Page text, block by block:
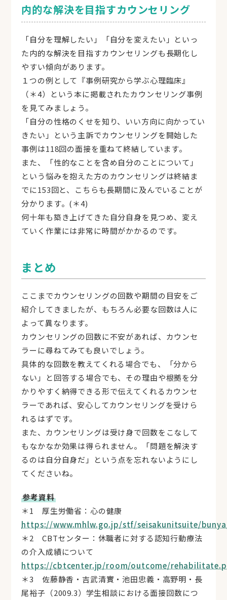
内的な解決を目指すカウンセリング
「自分を理解したい」「自分を変えたい」といっ
た内的な解決を目指すカウンセリングも長期化し
やすい傾向があります。
１つの例として『事例研究から学ぶ心理臨床』
（＊4）という本に掲載されたカウンセリング事例
を見てみましょう。
「自分の性格のくせを知り、いい方向に向かってい
きたい」という主訴でカウンセリングを開始した
事例は118回の面接を重ねて終結しています。
また、「性的なことを含め自分のことについて」
という悩みを抱えた方のカウンセリングは終結ま
でに153回と、こちらも長期間に及んでいることが
分かります。(＊4)
何十年も築き上げてきた自分自身を見つめ、変え
ていく作業には非常に時間がかかるのです。
まとめ
ここまでカウンセリングの回数や期間の目安をご
紹介してきましたが、もちろん必要な回数は人に
よって異なります。
カウンセリングの回数に不安があれば、カウンセ
ラーに尋ねてみても良いでしょう。
具体的な回数を教えてくれる場合でも、「分から
ない」と回答する場合でも、その理由や根拠を分
かりやすく納得できる形で伝えてくれるカウンセ
ラーであれば、安心してカウンセリングを受けら
れるはずです。
また、カウンセリングは受け身で回数をこなして
もなかなか効果は得られません。「問題を解決す
るのは自分自身だ」という点を忘れないようにし
てくださいね。
参考資料
＊1 厚生労働省：心の健康
https://www.mhlw.go.jp/stf/seisakunitsuite/
＊2 CBTセンター：休職者に対する認知行動療法
の介入成績について
https://cbtcenter.jp/room/outcome/
＊3 佐藤静香・吉武清實・池田忠義・高野明・長
尾裕子（2009.3）学生相談における面接回数につ